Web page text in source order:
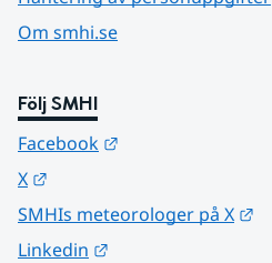
Om smhi.se
Följ SMHI
Facebook
X
SMHIs meteorologer på X
Linkedin